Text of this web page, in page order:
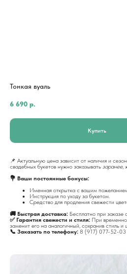
Тонкая вуаль
6 690 р.
Купить
📌 Актуальную цена зависит от наличия и
свадебных букетов нужно заказывать заранее,
💐 Ваши постоянные бонусы:
Именная открытка с вашим
Инструкция по уходу за букетом.
Средство для продления свежести
🚚 Быстрая доставка: Бесплатно при заказе
✅ Гарантия свежести и стиля: При
заменит его на аналогичный, сохранив стиль и
📞 Заказать по телефону: 8 (917) 077-52-03